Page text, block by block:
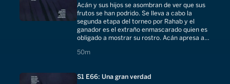
Acán y sus hijos se asombran de ver que sus
frutos se han podrido. Se lleva a cabo la
segunda etapa del torneo por Rahab y el
ganador es el extraño enmascarado quien es
obligado a mostrar su rostro. Acán apresa a
50m
50 minutes
S1 E66: Una gran verdad